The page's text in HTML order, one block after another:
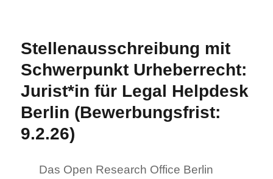
auf
Stellenausschreibung mit
Schwerpunkt Urheberrecht:
Jurist*in für Legal Helpdesk
Berlin (Bewerbungsfrist:
9.2.26)
Das Open Research Office Berlin